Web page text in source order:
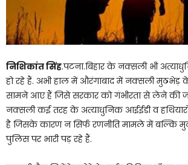
निशिकांत सिंह.पटना.बिहार के नक्सली भी
हो रहे हैं. अभी हाल में औरंगाबाद में नक्सली मुठभेड़
सामने आए हैं जिसे सरकार को गंभीरता से लेने की
नक्सली कई तरह के अत्याधुनिक आईईडी व
है जिसके कारण न सिर्फ रणनीति मामले में बल्कि
पुलिस पर भारी पड़ रहे हैं.